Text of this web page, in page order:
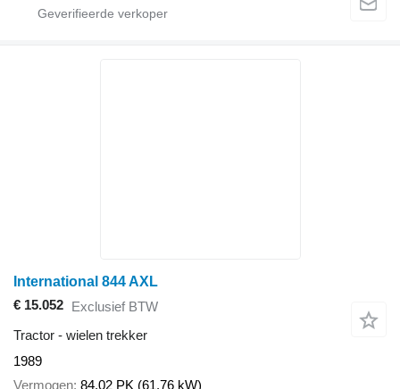
International 844 AXL
€ 15.052 Exclusief BTW
Tractor - wielen trekker
1989
Vermogen 84.02 PK (61.76 kW)